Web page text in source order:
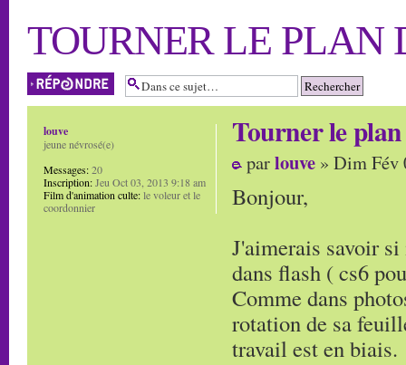
TOURNER LE PLAN
Répondre
Tourner le
parlouve » Dim Fév
Bonjour,
J'aimerais savoir
dans flash ( cs6
Comme dans
rotation de sa
travail est en biais.
louve
jeune névrosé(e)
Messages:20
Inscription:Jeu Oct 03, 2013 9:18 am
Film d'animation culte:le voleur et le
coordonnier